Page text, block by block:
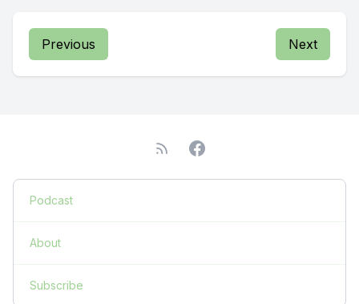
Previous Next
Podcast
About
Subscribe